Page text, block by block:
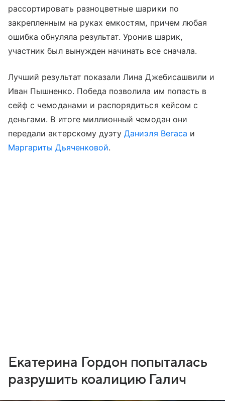
рассортировать разноцветные шарики по
закрепленным на руках емкостям, причем любая
ошибка обнуляла результат. Уронив шарик,
участник был вынужден начинать все сначала.
Лучший результат показали Лина Джебисашвили и
Иван Пышненко. Победа позволила им попасть в
сейф с чемоданами и распорядиться кейсом с
деньгами. В итоге миллионный чемодан они
передали актерскому дуэтуДаниэля Вегаса и
Маргариты Дьяченковой.
Екатерина Гордон попыталась
разрушить коалицию Галич